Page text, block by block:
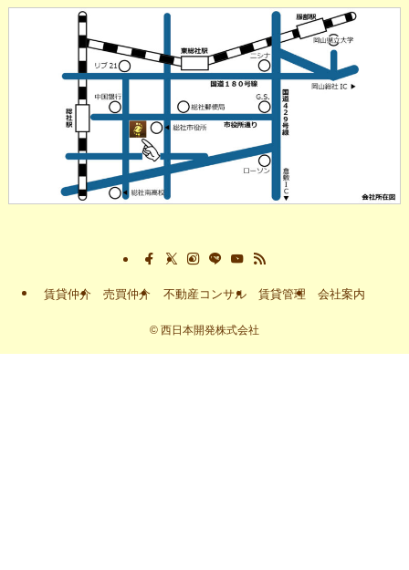
賃貸仲介 売買仲介 不動産コンサル 賃貸管理 会社案内
© 西日本開発株式会社